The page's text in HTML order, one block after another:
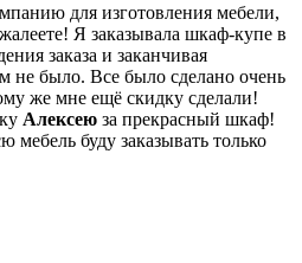
для изготовления мебели,
Я заказывала шкаф-купе в
заказа и заканчивая
не было. Все было сделано очень
же мне ещё скидку сделали!
Алексею за прекрасный шкаф!
мебель буду заказывать только